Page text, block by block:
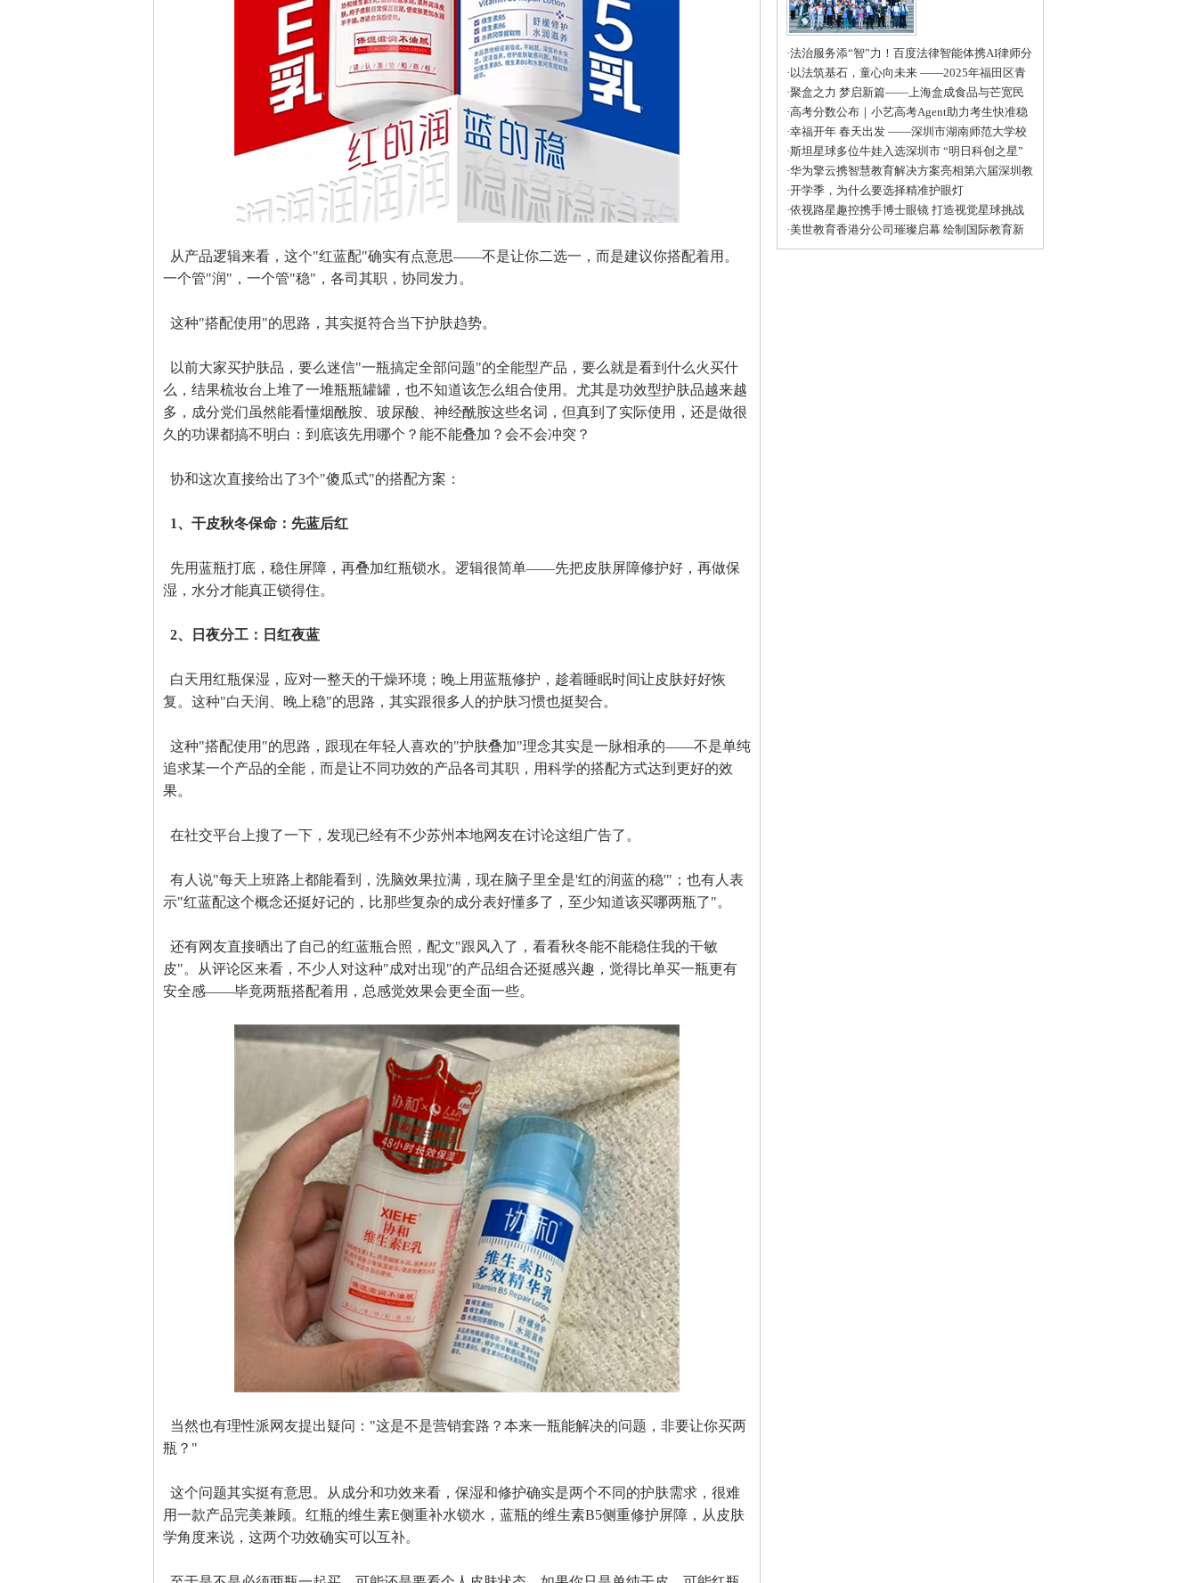
·法治服务添“智”力！百度法律智能体携AI律师分
身，与陆河县综治中心共建新生态
· 以法筑基石，童心向未来 ——2025年福田区青
少年暑期禁毒法制宣传活动
·聚盒之力 梦启新篇——上海盒成食品与芒宽民
族中学公益助学计划顺利启动！
·高考分数公布｜小艺高考Agent助力考生快准稳
填报目标院校和专业
·幸福开年 春天出发 ——深圳市湖南师范大学校
友会2025新春开年庆成功举办
·斯坦星球多位牛娃入选深圳市 “明日科创之星”
市级推荐名单
·华为擎云携智慧教育解决方案亮相第六届深圳教
育装备博览会
·开学季，为什么要选择精准护眼灯
·依视路星趣控携手博士眼镜 打造视觉星球挑战
科普体验日深圳站活动
·美世教育香港分公司璀璨启幕 绘制国际教育新
蓝图
从产品逻辑来看，这个"红蓝配"确实有点意思——不是让你二选一，而是建议你搭配着用。
一个管"润"，一个管"稳"，各司其职，协同发力。
这种"搭配使用"的思路，其实挺符合当下护肤趋势。
以前大家买护肤品，要么迷信"一瓶搞定全部问题"的全能型产品，要么就是看到什么火买什
么，结果梳妆台上堆了一堆瓶瓶罐罐，也不知道该怎么组合使用。尤其是功效型护肤品越来越
多，成分党们虽然能看懂烟酰胺、玻尿酸、神经酰胺这些名词，但真到了实际使用，还是做很
久的功课都搞不明白：到底该先用哪个？能不能叠加？会不会冲突？
协和这次直接给出了3个"傻瓜式"的搭配方案：
1、干皮秋冬保命：先蓝后红
先用蓝瓶打底，稳住屏障，再叠加红瓶锁水。逻辑很简单——先把皮肤屏障修护好，再做保
湿，水分才能真正锁得住。
2、日夜分工：日红夜蓝
白天用红瓶保湿，应对一整天的干燥环境；晚上用蓝瓶修护，趁着睡眠时间让皮肤好好恢
复。这种"白天润、晚上稳"的思路，其实跟很多人的护肤习惯也挺契合。
这种"搭配使用"的思路，跟现在年轻人喜欢的"护肤叠加"理念其实是一脉相承的——不是单纯
追求某一个产品的全能，而是让不同功效的产品各司其职，用科学的搭配方式达到更好的效
果。
在社交平台上搜了一下，发现已经有不少苏州本地网友在讨论这组广告了。
有人说"每天上班路上都能看到，洗脑效果拉满，现在脑子里全是'红的润蓝的稳'"；也有人表
示"红蓝配这个概念还挺好记的，比那些复杂的成分表好懂多了，至少知道该买哪两瓶了"。
还有网友直接晒出了自己的红蓝瓶合照，配文"跟风入了，看看秋冬能不能稳住我的干敏
皮"。从评论区来看，不少人对这种"成对出现"的产品组合还挺感兴趣，觉得比单买一瓶更有
安全感——毕竟两瓶搭配着用，总感觉效果会更全面一些。
当然也有理性派网友提出疑问："这是不是营销套路？本来一瓶能解决的问题，非要让你买两
瓶？"
这个问题其实挺有意思。从成分和功效来看，保湿和修护确实是两个不同的护肤需求，很难
用一款产品完美兼顾。红瓶的维生素E侧重补水锁水，蓝瓶的维生素B5侧重修护屏障，从皮肤
学角度来说，这两个功效确实可以互补。